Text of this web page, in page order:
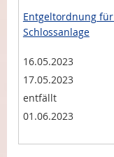
Entgeltordnung
Schlossanlage
16.05.2023
17.05.2023
entfällt
01.06.2023